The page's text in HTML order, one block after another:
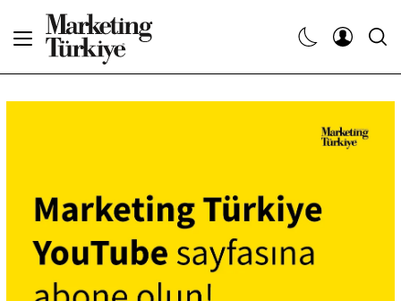
Dergiler
Etkinlikler